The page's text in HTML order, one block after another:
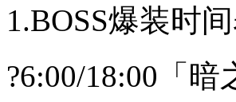
1.BOSS爆装时
?6:00/18:00「